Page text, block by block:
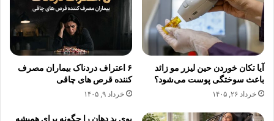
آیا تکان خوردن حین لیزر مو زائد
باعث سوختگی پوست می‌شود؟
خرداد ۲۶, ۱۴۰۵
۶ اعتراف دردناک بیماران مصرف
کننده قرص های چاقی
خرداد ۹, ۱۴۰۵
بوی بد دهان را چگونه برای همیشه